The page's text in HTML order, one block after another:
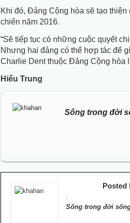
Khi đó, Đảng Cộng hòa sẽ tạo
chiến năm 2016.
“Sẽ tiếp tục có những cuộc quyết
Nhưng hai đảng có thể hợp tác để
Charlie Dent thuộc Đảng Cộng hòa
Hiếu Trung
Sống trong đời
Posted
:
Sống trong đời